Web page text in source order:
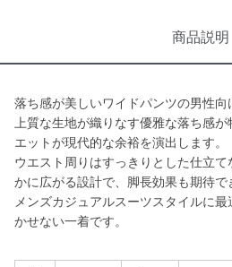
商品説明
落ち感が美しいワイドパンツの男性向
上質な生地が織りなす優雅な落ち感
エットが現代的な余裕を演出します。
ウエスト周りはすっきりとした仕立
かに広がる設計で、脚長効果も期待で
メンズカジュアルスーツスタイルに
かせない一着です。